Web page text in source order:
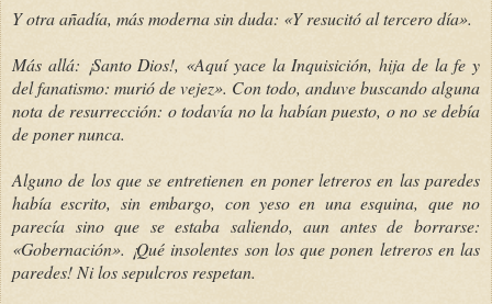
Y otra añadía, más moderna sin duda: «Y resucitó al tercero día».
Más allá: ¡Santo Dios!, «Aquí yace la Inquisición, hija de la fe y
del fanatismo: murió de vejez». Con todo, anduve buscando alguna
nota de resurrección: o todavía no la habían puesto, o no se debía
de poner nunca.
Alguno de los que se entretienen en poner letreros en las paredes
había escrito, sin embargo, con yeso en una esquina, que no
parecía sino que se estaba saliendo, aun antes de borrarse:
«Gobernación». ¡Qué insolentes son los que ponen letreros en las
paredes! Ni los sepulcros respetan.